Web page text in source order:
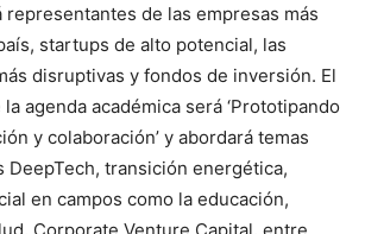
de las empresas más
startups de alto potencial, las
disruptivas y fondos de inversión. El
agenda académica será ‘Prototipando
y colaboración’ y abordará temas
DeepTech, transición energética,
en campos como la educación,